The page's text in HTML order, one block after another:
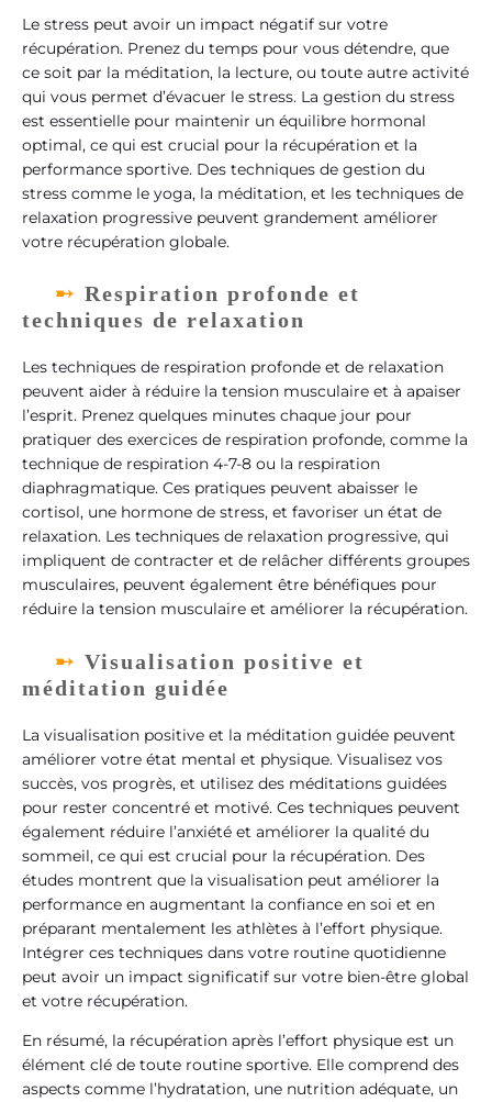
Le stress peut avoir un impact négatif sur votre
récupération. Prenez du temps pour vous détendre, que
ce soit par la méditation, la lecture, ou toute autre activité
qui vous permet d’évacuer le stress. La gestion du stress
est essentielle pour maintenir un équilibre hormonal
optimal, ce qui est crucial pour la récupération et la
performance sportive. Des techniques de gestion du
stress comme le yoga, la méditation, et les techniques de
relaxation progressive peuvent grandement améliorer
votre récupération globale.
Respiration profonde et
techniques de relaxation
Les techniques de respiration profonde et de relaxation
peuvent aider à réduire la tension musculaire et à apaiser
l’esprit. Prenez quelques minutes chaque jour pour
pratiquer des exercices de respiration profonde, comme la
technique de respiration 4-7-8 ou la respiration
diaphragmatique. Ces pratiques peuvent abaisser le
cortisol, une hormone de stress, et favoriser un état de
relaxation. Les techniques de relaxation progressive, qui
impliquent de contracter et de relâcher différents groupes
musculaires, peuvent également être bénéfiques pour
réduire la tension musculaire et améliorer la récupération.
Visualisation positive et
méditation guidée
La visualisation positive et la méditation guidée peuvent
améliorer votre état mental et physique. Visualisez vos
succès, vos progrès, et utilisez des méditations guidées
pour rester concentré et motivé. Ces techniques peuvent
également réduire l’anxiété et améliorer la qualité du
sommeil, ce qui est crucial pour la récupération. Des
études montrent que la visualisation peut améliorer la
performance en augmentant la confiance en soi et en
préparant mentalement les athlètes à l’effort physique.
Intégrer ces techniques dans votre routine quotidienne
peut avoir un impact significatif sur votre bien-être global
et votre récupération.
En résumé, la récupération après l’effort physique est un
élément clé de toute routine sportive. Elle comprend des
aspects comme l’hydratation, une nutrition adéquate, un